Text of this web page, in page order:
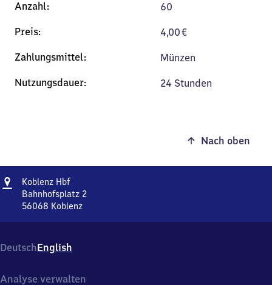
60
4,00€
Münzen
24 Stunden
Nach oben
Adresse
Koblenz HbfKoblenz
Hauptbahnhof
Bahnhofsplatz 2
56068 Koblenz
Bahnhofsplatz
2,
6
DeutschEnglish
Analyse verwalten